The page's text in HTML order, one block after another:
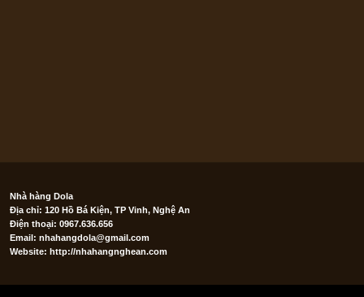
Nhà hàng Dola
Địa chỉ: 120 Hồ Bá Kiện, TP Vinh, Nghệ An
Điện thoại: 0967.636.656
Email: nhahangdola@gmail.com
Website: http://nhahangnghean.com